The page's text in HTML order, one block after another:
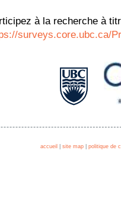
à la recherche à
surveys.core.ubc.ca/
accueil site map politique de